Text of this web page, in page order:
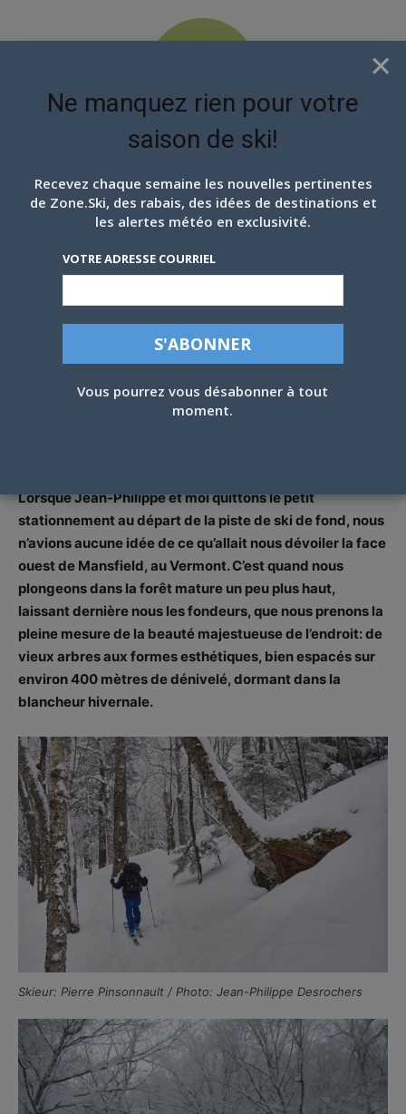
EN ATTENDANT LES
LA FACE CACHÉE DE MANSFIELD
(ATTENTION: POW PROFONDE!)
Lorsque Jean-Philippe et moi quittons le petit
stationnement au départ de la piste de ski de fond, nous
n’avions aucune idée de ce qu’allait nous dévoiler la face
ouest de Mansfield, au Vermont. C’est quand nous
plongeons dans la forêt mature un peu plus haut,
laissant dernière nous les fondeurs, que nous prenons la
pleine mesure de la beauté majestueuse de l’endroit: de
vieux arbres aux formes esthétiques, bien espacés sur
environ 400 mètres de dénivelé, dormant dans la
blancheur hivernale.
Skieur: Pierre Pinsonnault / Photo: Jean-Philippe Desrochers
×
Ne manquez rien pour votre
saison de ski!
Recevez chaque semaine les nouvelles pertinentes
de Zone.Ski, des rabais, des idées de destinations et
les alertes météo en exclusivité.
VOTRE ADRESSE COURRIEL
Vous pourrez vous désabonner à tout
moment.